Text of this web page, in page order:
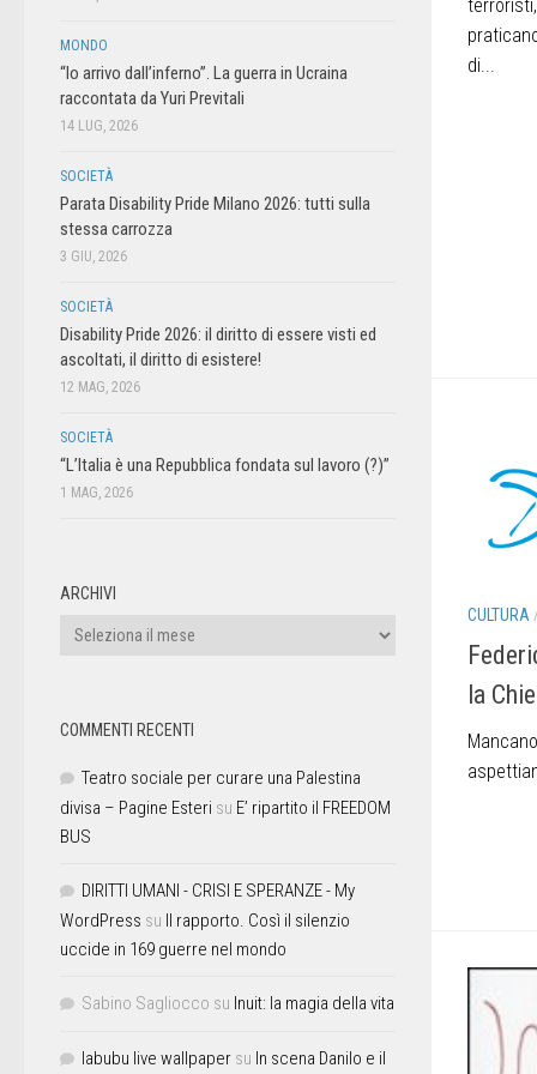
di...
CULTURA
la
MONDO
“Io arrivo dall’inferno”. La guerra in Ucraina
raccontata da Yuri Previtali
14 LUG, 2026
SOCIETÀ
Parata Disability Pride Milano 2026: tutti sulla
stessa carrozza
3 GIU, 2026
SOCIETÀ
Disability Pride 2026: il diritto di essere visti ed
ascoltati, il diritto di esistere!
12 MAG, 2026
SOCIETÀ
“L’Italia è una Repubblica fondata sul lavoro (?)”
1 MAG, 2026
ARCHIVI
COMMENTI RECENTI
Teatro sociale per curare una Palestina
divisa – Pagine Esteri su E’ ripartito il FREEDOM
BUS
DIRITTI UMANI - CRISI E SPERANZE - My
WordPress su Il rapporto. Così il silenzio
uccide in 169 guerre nel mondo
Sabino Sagliocco su Inuit: la magia della vita
labubu live wallpaper su In scena Danilo e il